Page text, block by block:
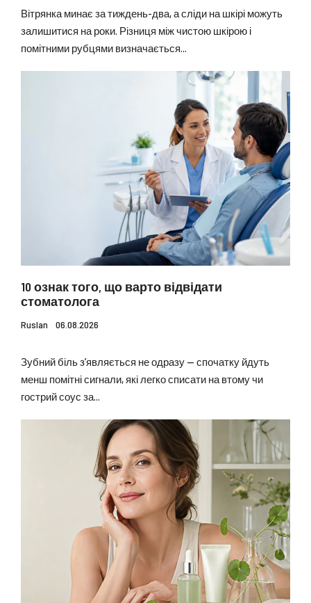
Вітрянка минає за тиждень-два, а сліди на шкірі можуть
залишитися на роки. Різниця між чистою шкірою і
помітними рубцями визначається...
10 ознак того, що варто відвідати
стоматолога
Ruslan 06.08.2026
Зубний біль з’являється не одразу — спочатку йдуть
менш помітні сигнали, які легко списати на втому чи
гострий соус за...